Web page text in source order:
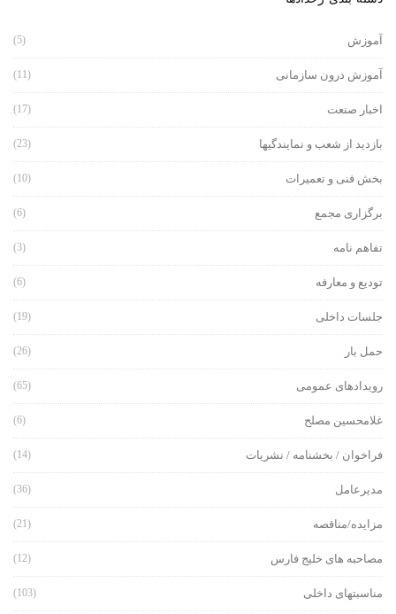
آموزش (5)
آموزش درون سازمانی (11)
اخبار صنعت (17)
بازدید از شعب و نمایندگیها (23)
بخش فنی و تعمیرات (10)
برگزاری مجمع (6)
تفاهم نامه (3)
تودیع و معارفه (6)
جلسات داخلی (19)
حمل بار (26)
رویدادهای عمومی (65)
غلامحسین مصلح (6)
فراخوان / بخشنامه / نشریات (14)
مدیرعامل (36)
مزایده/مناقصه (21)
مصاحبه های خلیج فارس (12)
مناسبتهای داخلی (103)